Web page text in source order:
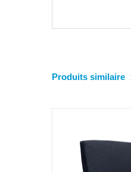
Produits similaire